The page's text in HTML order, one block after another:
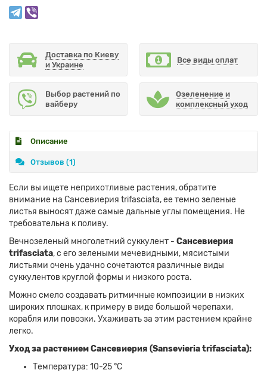
Доставка по Киеву
и Украине
Все виды оплат
Выбор растений по
вайберу
Озеленение и
комплексный уход
Описание
Отзывов (1)
Если вы ищете неприхотливые растения, обратите
внимание на Сансевиерия trifasciata, ее темно зеленые
листья выносят даже самые дальные углы помещения. Не
требовательна к поливу.
Вечнозеленый многолетний суккулент - Сансевиерия
trifasciata, с его зелеными мечевидными, мясистыми
листьями очень удачно сочетаются различные виды
суккулентов круглой формы и низкого роста.
Можно смело создавать ритмичные композиции в низких
широких плошках, к примеру в виде большой черепахи,
корабля или повозки. Ухаживать за этим растением крайне
легко.
Уход за растением Сансевиерия (Sansevieria trifasciata):
Температура: 10-25 °С